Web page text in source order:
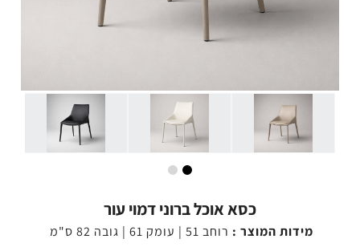
כסא אוכל ברוני דמוי עור
מידות המוצר : רוחב 51 | עומק 61 | גובה 82 ס"מ